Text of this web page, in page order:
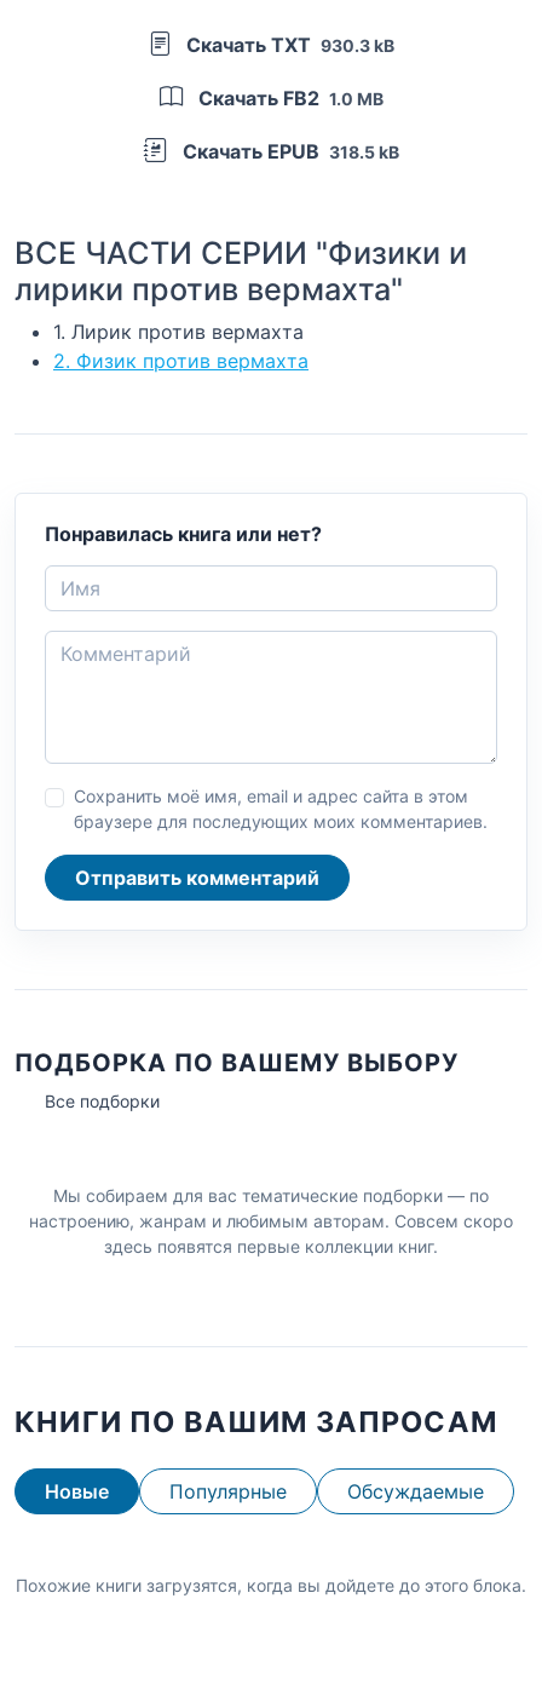
Скачать TXT 930.3 kB
Скачать FB2 1.0 MB
Скачать EPUB 318.5 kB
ВСЕ ЧАСТИ СЕРИИ "Физики и
лирики против вермахта"
1. Лирик против вермахта
2. Физик против вермахта
Понравилась книга или нет?
Сохранить моё имя, email и адрес сайта в этом
браузере для последующих моих комментариев.
Отправить комментарий
ПОДБОРКА ПО ВАШЕМУ ВЫБОРУ
Все подборки
Мы собираем для вас тематические подборки — по
настроению, жанрам и любимым авторам. Совсем скоро
здесь появятся первые коллекции книг.
КНИГИ ПО ВАШИМ ЗАПРОСАМ
Новые Популярные Обсуждаемые
Похожие книги загрузятся, когда вы дойдете до этого блока.